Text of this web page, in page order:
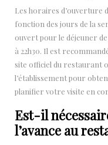
Les horaires d’ouverture
fonction des jours de la
ouvert pour le déjeuner de
à 22h30. Il est
site officiel du restaurant
l’établissement pour
planifier votre visite en
Est-il
l’avance au